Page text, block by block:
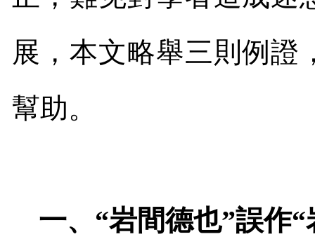
展，本文略舉三則例證
幫助。
一、“岩間德也”誤作“